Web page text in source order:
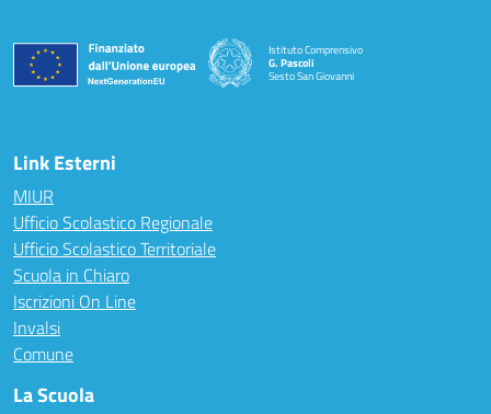
Istituto Comprensivo
G. Pascoli
Sesto San Giovanni
Link Esterni
MIUR
Ufficio Scolastico Regionale
Ufficio Scolastico Territoriale
Scuola in Chiaro
Iscrizioni On Line
Invalsi
Comune
La Scuola